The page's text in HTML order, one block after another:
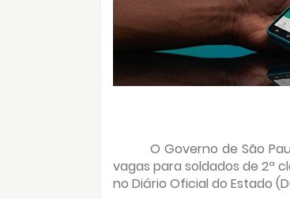
O Governo de São
vagas para soldados de 2ª
no Diário Oficial do Estado